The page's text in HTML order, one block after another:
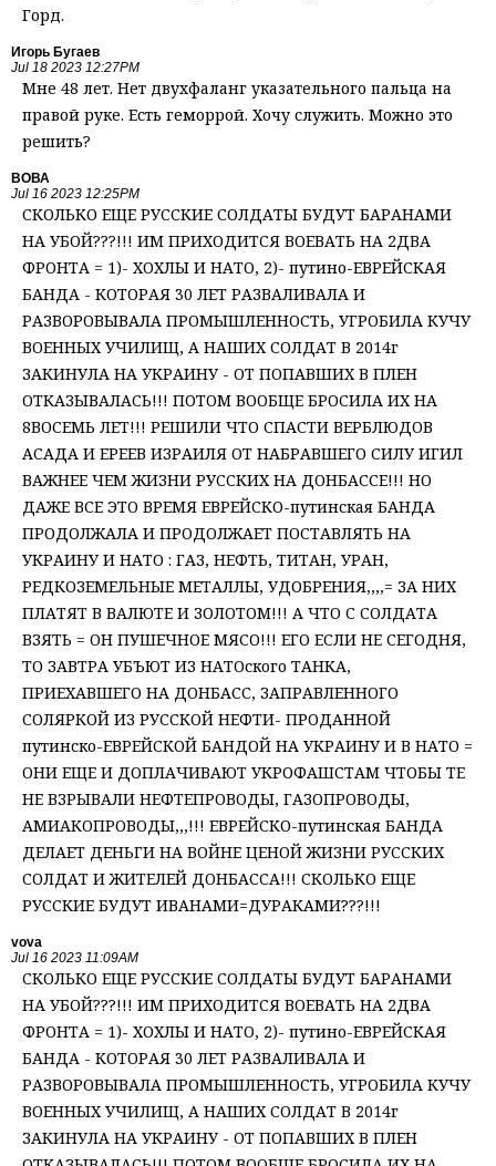
Горд.
Игорь Бугаев
Jul 18 2023 12:27PM
Мне 48 лет. Нет двухфаланг указательного пальца на
правой руке. Есть геморрой. Хочу служить. Можно это
решить?
ВОВА
Jul 16 2023 12:25PM
СКОЛЬКО ЕЩЕ РУССКИЕ СОЛДАТЫ БУДУТ БАРАНАМИ
НА УБОЙ???!!! ИМ ПРИХОДИТСЯ ВОЕВАТЬ НА 2ДВА
ФРОНТА = 1)- ХОХЛЫ И НАТО, 2)- путино-ЕВРЕЙСКАЯ
БАНДА - КОТОРАЯ 30 ЛЕТ РАЗВАЛИВАЛА И
РАЗВОРОВЫВАЛА ПРОМЫШЛЕННОСТЬ, УГРОБИЛА КУЧУ
ВОЕННЫХ УЧИЛИЩ, А НАШИХ СОЛДАТ В 2014г
ЗАКИНУЛА НА УКРАИНУ - ОТ ПОПАВШИХ В ПЛЕН
ОТКАЗЫВАЛАСЬ!!! ПОТОМ ВООБЩЕ БРОСИЛА ИХ НА
8ВОСЕМЬ ЛЕТ!!! РЕШИЛИ ЧТО СПАСТИ ВЕРБЛЮДОВ
АСАДА И ЕРЕЕВ ИЗРАИЛЯ ОТ НАБРАВШЕГО СИЛУ ИГИЛ
ВАЖНЕЕ ЧЕМ ЖИЗНИ РУССКИХ НА ДОНБАССЕ!!! НО
ДАЖЕ ВСЕ ЭТО ВРЕМЯ ЕВРЕЙСКО-путинская БАНДА
ПРОДОЛЖАЛА И ПРОДОЛЖАЕТ ПОСТАВЛЯТЬ НА
УКРАИНУ И НАТО : ГАЗ, НЕФТЬ, ТИТАН, УРАН,
РЕДКОЗЕМЕЛЬНЫЕ МЕТАЛЛЫ, УДОБРЕНИЯ,,,,= ЗА НИХ
ПЛАТЯТ В ВАЛЮТЕ И ЗОЛОТОМ!!! А ЧТО С СОЛДАТА
ВЗЯТЬ = ОН ПУШЕЧНОЕ МЯСО!!! ЕГО ЕСЛИ НЕ СЕГОДНЯ,
ТО ЗАВТРА УБЪЮТ ИЗ НАТОского ТАНКА,
ПРИЕХАВШЕГО НА ДОНБАСС, ЗАПРАВЛЕННОГО
СОЛЯРКОЙ ИЗ РУССКОЙ НЕФТИ- ПРОДАННОЙ
путинско-ЕВРЕЙСКОЙ БАНДОЙ НА УКРАИНУ И В НАТО =
ОНИ ЕЩЕ И ДОПЛАЧИВАЮТ УКРОФАШСТАМ ЧТОБЫ ТЕ
НЕ ВЗРЫВАЛИ НЕФТЕПРОВОДЫ, ГАЗОПРОВОДЫ,
АМИАКОПРОВОДЫ,,,!!! ЕВРЕЙСКО-путинская БАНДА
ДЕЛАЕТ ДЕНЬГИ НА ВОЙНЕ ЦЕНОЙ ЖИЗНИ РУССКИХ
СОЛДАТ И ЖИТЕЛЕЙ ДОНБАССА!!! СКОЛЬКО ЕЩЕ
РУССКИЕ БУДУТ ИВАНАМИ=ДУРАКАМИ???!!!
vova
Jul 16 2023 11:09AM
СКОЛЬКО ЕЩЕ РУССКИЕ СОЛДАТЫ БУДУТ БАРАНАМИ
НА УБОЙ???!!! ИМ ПРИХОДИТСЯ ВОЕВАТЬ НА 2ДВА
ФРОНТА = 1)- ХОХЛЫ И НАТО, 2)- путино-ЕВРЕЙСКАЯ
БАНДА - КОТОРАЯ 30 ЛЕТ РАЗВАЛИВАЛА И
РАЗВОРОВЫВАЛА ПРОМЫШЛЕННОСТЬ, УГРОБИЛА КУЧУ
ВОЕННЫХ УЧИЛИЩ, А НАШИХ СОЛДАТ В 2014г
ЗАКИНУЛА НА УКРАИНУ - ОТ ПОПАВШИХ В ПЛЕН